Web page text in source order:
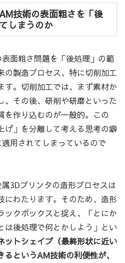
技術の表面粗さを「後
しまうのか
面粗さ問題を「後処理」の範
の製造プロセス、特に切削加工
す。切削加工では、まず素材か
、その後、研削や研磨といった
を作り込むのが一般的。この
げ」を分離して考える思考の癖
用されてしまっているので
3Dプリンタの造形プロセスは
にわたります。そのため、造形
ックボックスと捉え、「とにか
は後処理で何とかしよう」とい
ットシェイプ（最終形状に近い
というAM技術の利便性が、